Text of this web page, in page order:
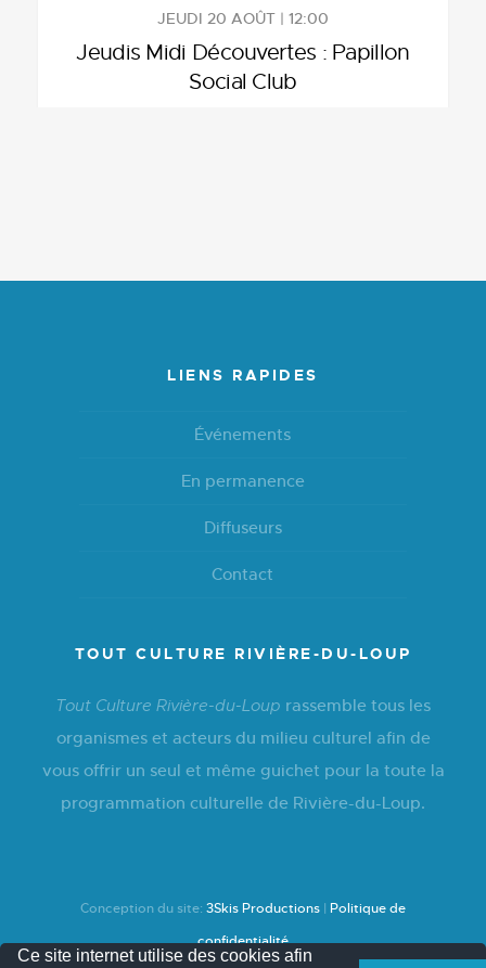
JEUDI 20 AOÛT | 12:00
Jeudis Midi Découvertes : Papillon
Social Club
LIENS RAPIDES
Événements
En permanence
Diffuseurs
Contact
TOUT CULTURE RIVIÈRE-DU-LOUP
Tout Culture Rivière-du-Loup rassemble tous les
organismes et acteurs du milieu culturel afin de
vous offrir un seul et même guichet pour la toute la
programmation culturelle de Rivière-du-Loup.
Conception du site: 3Skis Productions | Politique de
confidentialité
Ce site internet utilise des cookies afin